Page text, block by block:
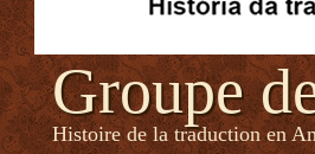
Groupe
Histoire de la traduction en